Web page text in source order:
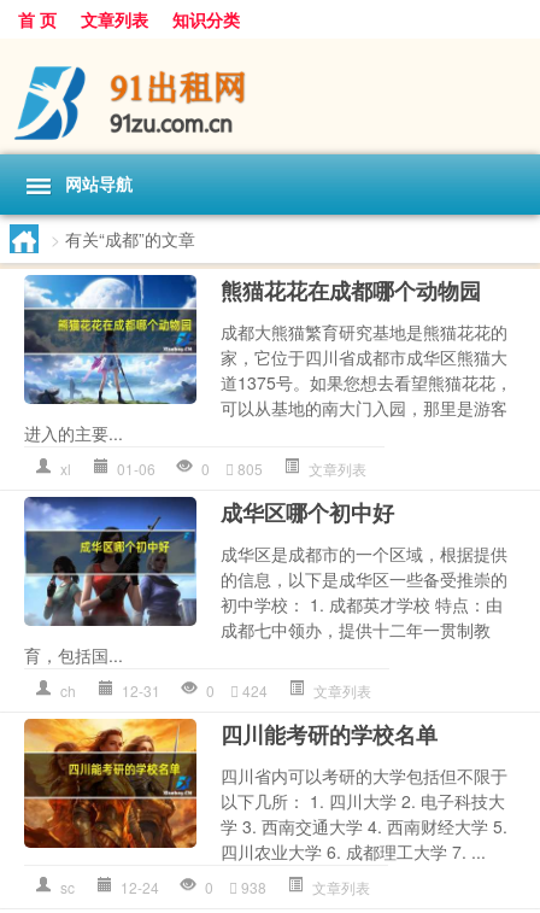
首 页 文章列表 知识分类
网站导航
> 有关“成都”的文章
熊猫花花在成都哪个动物园
成都大熊猫繁育研究基地是熊猫花花的
家，它位于四川省成都市成华区熊猫大
道1375号。如果您想去看望熊猫花花，
可以从基地的南大门入园，那里是游客
进入的主要...
xl 01-06 0 805 文章列表
成华区哪个初中好
成华区是成都市的一个区域，根据提供
的信息，以下是成华区一些备受推崇的
初中学校： 1. 成都英才学校 特点：由
成都七中领办，提供十二年一贯制教
育，包括国...
ch 12-31 0 424 文章列表
四川能考研的学校名单
四川省内可以考研的大学包括但不限于
以下几所： 1. 四川大学 2. 电子科技大
学 3. 西南交通大学 4. 西南财经大学 5.
四川农业大学 6. 成都理工大学 7. ...
sc 12-24 0 938 文章列表